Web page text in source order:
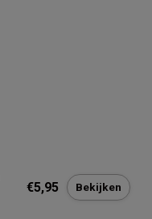
€5,95 Bekijken